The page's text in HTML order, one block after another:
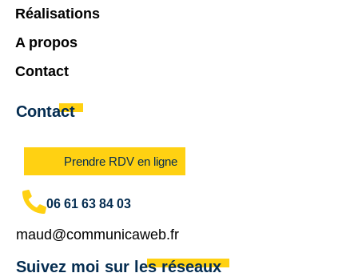
Contact
Prendre RDV en ligne
06 61 63 84 03
maud@communicaweb.fr
Suivez moi sur les réseaux
Réalisations
A propos
Contact